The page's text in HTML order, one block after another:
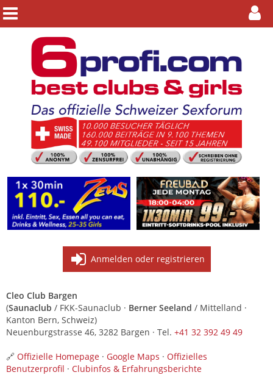
Anmelden oder registrieren
Cleo Club Bargen
(Saunaclub / FKK-Saunaclub · Berner Seeland / Mittelland ·
Kanton Bern, Schweiz)
Neuenburgstrasse 46, 3282 Bargen · Tel. +41 32 392 49 49
🔗 Offizielle Homepage · Google Maps · Offizielles
Benutzerprofil · Clubinfos & Erfahrungsberichte